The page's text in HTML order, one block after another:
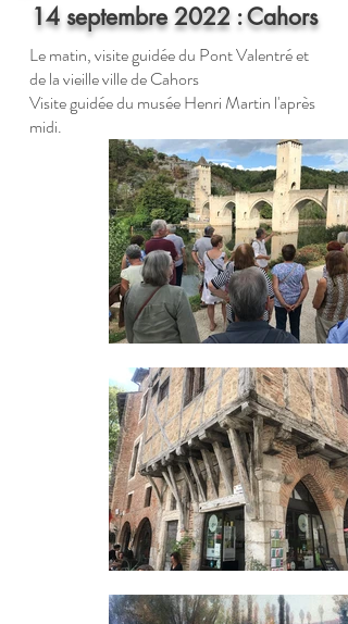
14 septembre 2022 : Cahors
Le matin, visite guidée du Pont Valentré et
de la vieille ville de Cahors
Visite guidée du musée Henri Martin l'après
midi.